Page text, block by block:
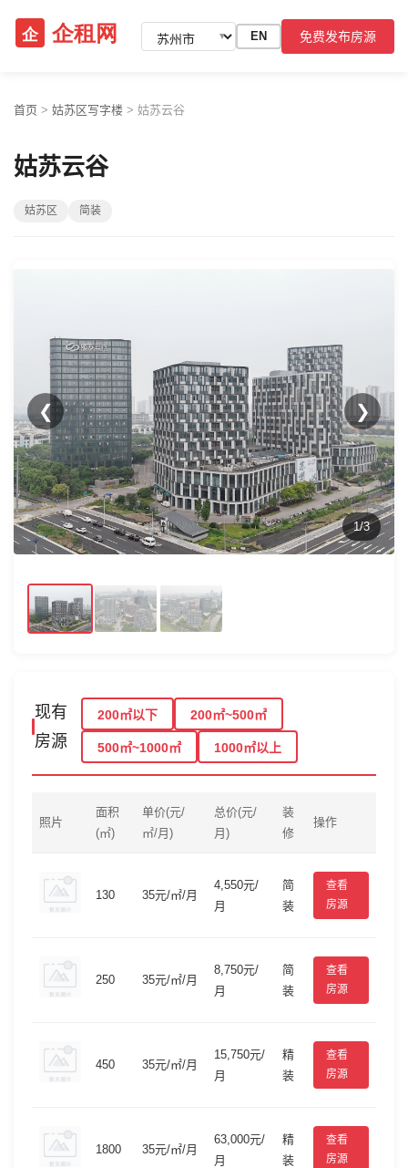
▼ EN 免费发布房源
首页 > 姑苏区写字楼 > 姑苏云谷
姑苏云谷
姑苏区 简装
❮ ❯
1/3
现有
房源
200㎡以下 200㎡~500㎡
500㎡~1000㎡ 1000㎡以上
照片
面积
(㎡)
单价(元/
㎡/月)
总价(元/
月)
装
修
操作
130 35元/㎡/月
4,550元/
月
简
装
查看
房源
250 35元/㎡/月
8,750元/
月
简
装
查看
房源
450 35元/㎡/月
15,750元/
月
精
装
查看
房源
1800 35元/㎡/月
63,000元/
月
精
装
查看
房源